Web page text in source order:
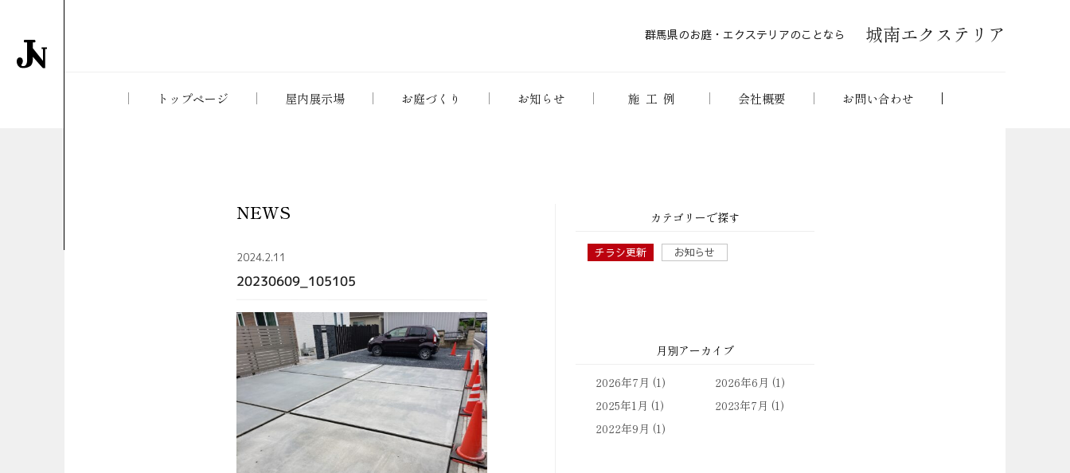
群馬県のお庭・エクステリアのことなら 城南エクステリア
トップページ 屋内展示場 お庭づくり お知らせ 施工例 会社概要 お問い合わせ
NEWS
2024.2.11
20230609_105105
カテゴリーで探す
チラシ更新 お知らせ
月別アーカイブ
2026年7月 (1) 2026年6月 (1)
2025年1月 (1) 2023年7月 (1)
2022年9月 (1)